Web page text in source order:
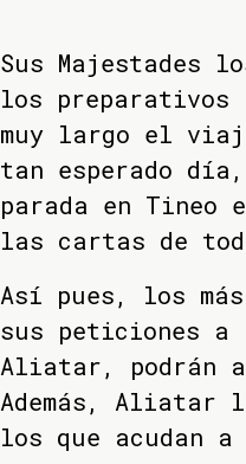
Sus Majestades
los preparativos
muy largo el
tan esperado
parada en Tineo
las cartas de
Así pues, los
sus peticiones a
Aliatar, podrán
Además, Aliatar
los que acudan a